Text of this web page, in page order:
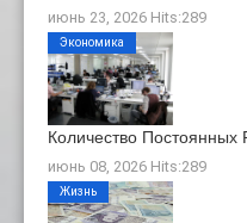
июнь 23, 2026 Hits:289
Количество
июнь 08, 2026 Hits:289
Экономика
Жизнь